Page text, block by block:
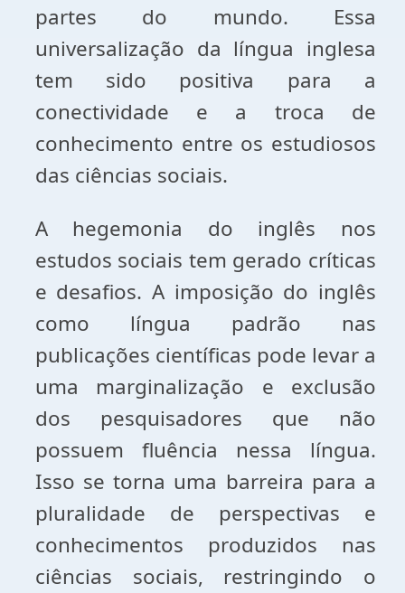
partes do mundo. Essa
universalização da língua inglesa
tem sido positiva para a
conectividade e a troca de
conhecimento entre os estudiosos
das ciências sociais.
A hegemonia do inglês nos
estudos sociais tem gerado críticas
e desafios. A imposição do inglês
como língua padrão nas
publicações científicas pode levar a
uma marginalização e exclusão
dos pesquisadores que não
possuem fluência nessa língua.
Isso se torna uma barreira para a
pluralidade de perspectivas e
conhecimentos produzidos nas
ciências sociais, restringindo o